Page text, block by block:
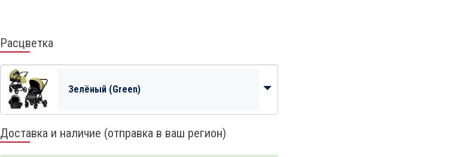
Расцветка
Зелёный (Green)
Доставка и наличие (отправка в ваш регион)